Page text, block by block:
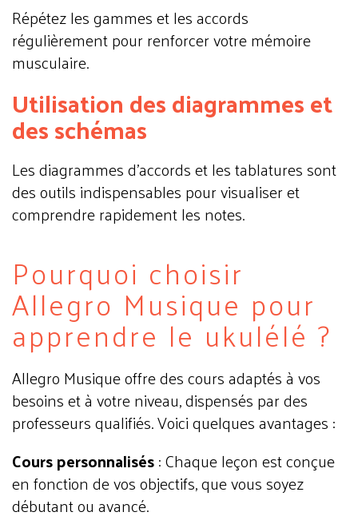
Répétez les gammes et les accords
régulièrement pour renforcer votre mémoire
musculaire.
Utilisation des diagrammes et
des schémas
Les diagrammes d’accords et les tablatures sont
des outils indispensables pour visualiser et
comprendre rapidement les notes.
Pourquoi choisir
Allegro Musique pour
apprendre le ukulélé ?
Allegro Musique offre des cours adaptés à vos
besoins et à votre niveau, dispensés par des
professeurs qualifiés. Voici quelques avantages :
Cours personnalisés: Chaque leçon est conçue
en fonction de vos objectifs, que vous soyez
débutant ou avancé.